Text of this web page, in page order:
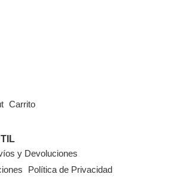
Carrito
y Devoluciones
Política de Privacidad